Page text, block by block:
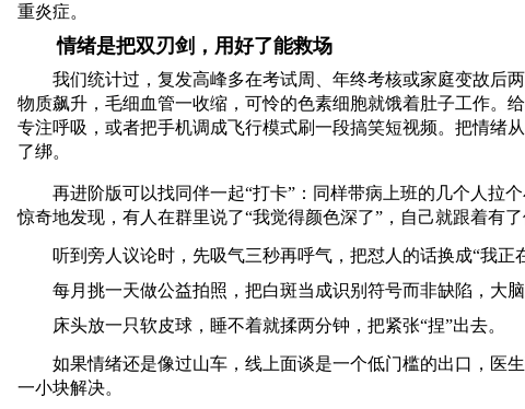
重炎症。
情绪是把双刃剑，用好了能救场
我们统计过，复发高峰多在考试周、年终考核或家庭变故后
物质飙升，毛细血管一收缩，可怜的色素细胞就饿着肚子工作。
专注呼吸，或者把手机调成飞行模式刷一段搞笑短视频。把情绪
了绑。
再进阶版可以找同伴一起“打卡”：同样带病上班的几个人拉
惊奇地发现，有人在群里说了“我觉得颜色深了”，自己就跟着有
听到旁人议论时，先吸气三秒再呼气，把怼人的话换成“我正
每月挑一天做公益拍照，把白斑当成识别符号而非缺陷，大
床头放一只软皮球，睡不着就揉两分钟，把紧张“捏”出去。
如果情绪还是像过山车，线上面谈是一个低门槛的出口，医
一小块解决。